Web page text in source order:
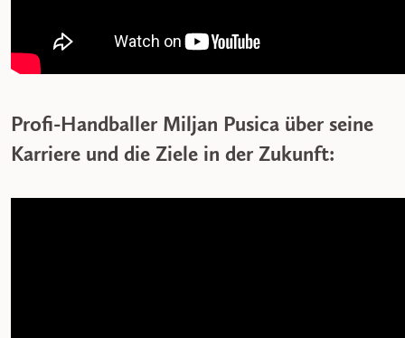
Profi-Handballer Miljan Pusica über seine
Karriere und die Ziele in der Zukunft: